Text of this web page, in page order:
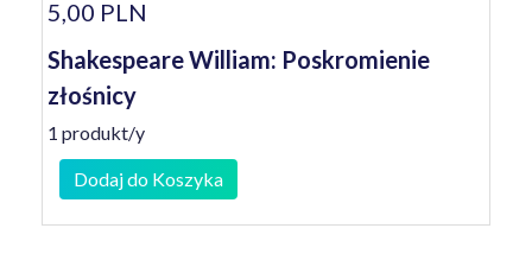
5,00 PLN
Shakespeare William: Poskromienie
złośnicy
1 produkt/y
Dodaj do Koszyka